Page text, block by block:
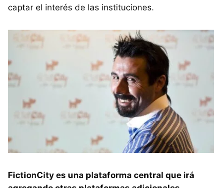
captar el interés de las instituciones.
FictionCity es una plataforma central que irá